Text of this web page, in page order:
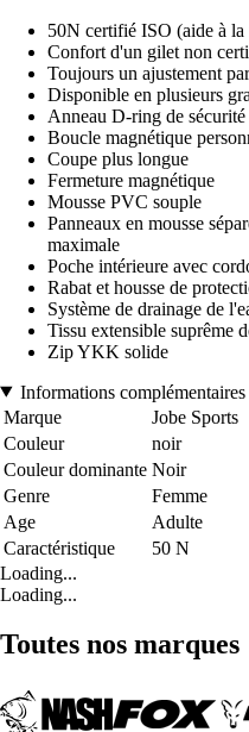
50N certifié ISO (aide à
Confort d'un gilet non
Toujours un ajustement
Disponible en plusieurs
Anneau D-ring de
Boucle magnétique
Coupe plus longue
Fermeture magnétique
Mousse PVC souple
Panneaux en mousse
maximale
Poche intérieure avec
Rabat et housse de
Système de drainage de
Tissu extensible suprême
Zip YKK solide
Informations complémentaires
Marque
Jobe Sports
Couleur
noir
Couleur dominante Noir
Genre
Femme
Age
Adulte
Caractéristique
50 N
Loading...
Loading...
Toutes nos marques